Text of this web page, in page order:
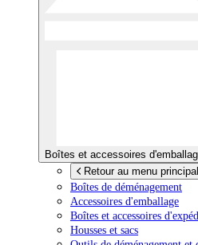
Boîtes et accessoires
Retour au menu principal
Boîtes de déménagement
Accessoires d'emballage
Boîtes et accessoires
Housses et sacs